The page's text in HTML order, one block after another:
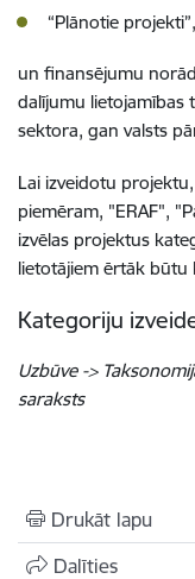
“Plānotie projekti”,
un finansējumu
dalījumu lietojamības
sektora, gan valsts
Lai izveidotu
piemēram, "ERAF",
izvēlas projektus
lietotājiem ērtāk būtu
Kategoriju
Uzbūve ->
saraksts
Drukāt lapu
Dalīties